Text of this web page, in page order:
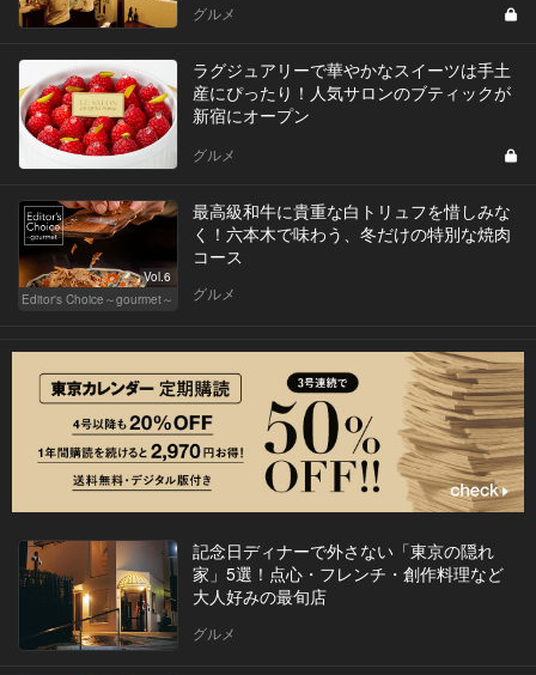
グルメ
ラグジュアリーで華やかなスイーツは手土
産にぴったり！人気サロンのブティックが
新宿にオープン
グルメ
Vol.6
Editor's Choice～gourmet～
最高級和牛に貴重な白トリュフを惜しみな
く！六本木で味わう、冬だけの特別な焼肉
コース
グルメ
記念日ディナーで外さない「東京の隠れ
家」5選！点心・フレンチ・創作料理など
大人好みの最旬店
グルメ